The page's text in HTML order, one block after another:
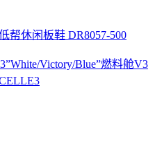
帮休闲板鞋 DR8057-500
Victory/Blue”燃料舱V3